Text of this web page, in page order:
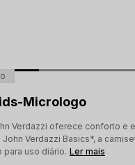
Micrologo
Verdazzi oferece conforto e
Verdazzi Basics*, a
uso diário. Ler mais